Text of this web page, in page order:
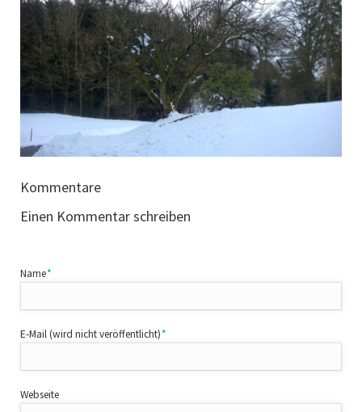
Kommentare
Einen Kommentar schreiben
Pflichtfeld
Name*
Pflichtfeld
E-Mail (wird nicht veröffentlicht)*
Webseite